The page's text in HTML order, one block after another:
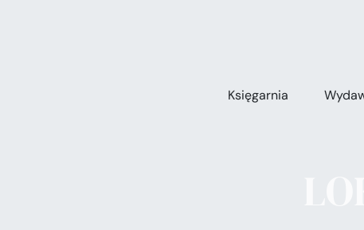
Księgarnia